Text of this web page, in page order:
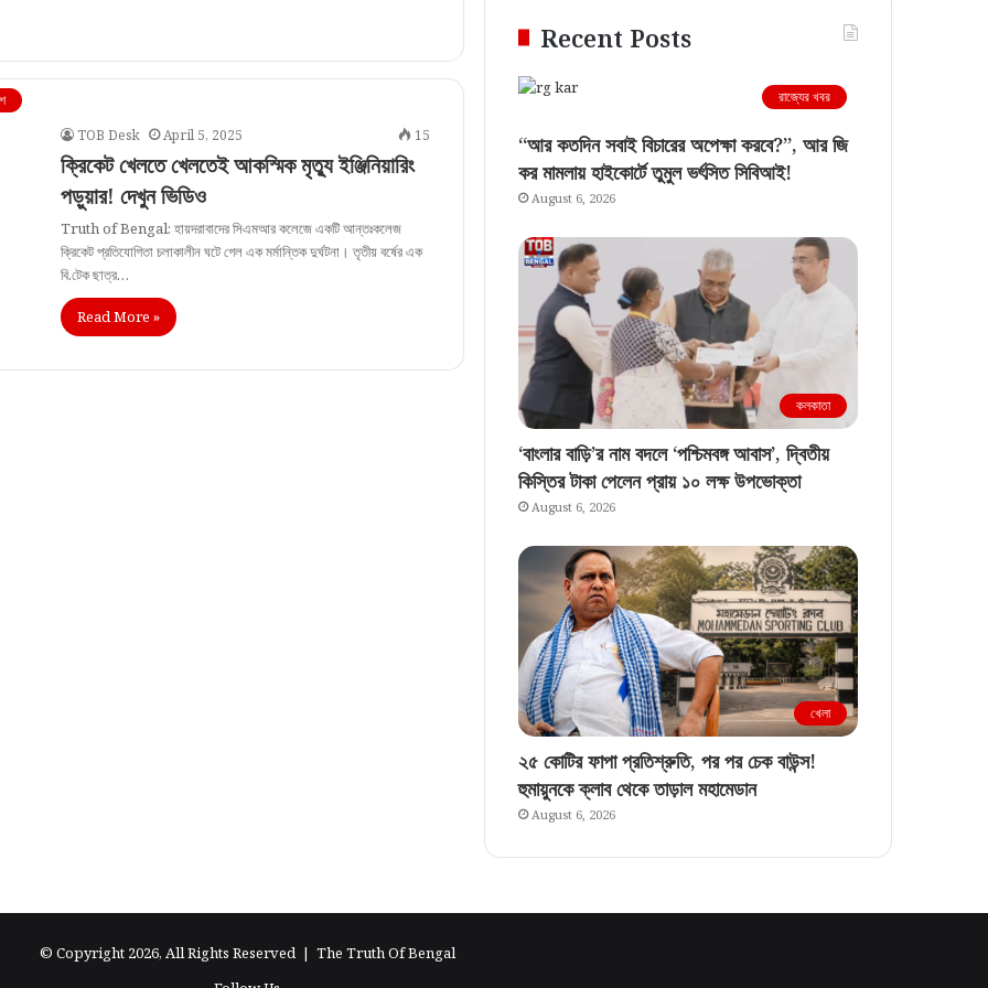
TOB Desk
April 5, 2025 15
ক্রিকেট খেলতে খেলতেই আকস্মিক মৃত্যু ইঞ্জিনিয়ারিং
পড়ুয়ার! দেখুন ভিডিও
Truth of Bengal: হায়দরাবাদের সিএমআর কলেজে একটি আন্তঃকলেজ
ক্রিকেট প্রতিযোগিতা চলাকালীন ঘটে গেল এক মর্মান্তিক দুর্ঘটনা। তৃতীয় বর্ষের এক
বি.টেক ছাত্র…
Read More »
Recent Posts
রাজ্যের খবর
“আর কতদিন সবাই বিচারের অপেক্ষা করবে?”, আর জি
কর মামলায় হাইকোর্টে তুমুল ভর্ৎসিত সিবিআই!
August 6, 2026
কলকাতা
‘বাংলার বাড়ি’র নাম বদলে ‘পশ্চিমবঙ্গ আবাস’, দ্বিতীয়
কিস্তির টাকা পেলেন প্রায় ১০ লক্ষ উপভোক্তা
August 6, 2026
খেলা
২৫ কোটির ফাপা প্রতিশ্রুতি, পর পর চেক বাউন্স!
হুমায়ুনকে ক্লাব থেকে তাড়াল মহামেডান
August 6, 2026
© Copyright 2026, All Rights Reserved | The Truth Of Bengal